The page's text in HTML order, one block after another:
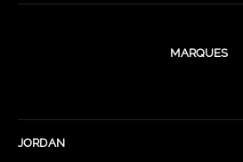
MARQUES
JORDAN